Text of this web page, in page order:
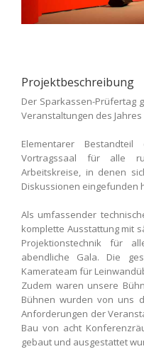
Projektbeschreibung
Der Sparkassen-Prüfertag
Veranstaltungen des Jahres
Elementarer
Vortragssaal für alle
Arbeitskreise, in denen
Diskussionen eingefunden
Als umfassender
komplette Ausstattung mit
Projektionstechnik für
abendliche Gala. Die
Kamerateam für
Zudem waren unsere
Bühnen wurden von uns
Anforderungen der
Bau von acht
gebaut und ausgestattet